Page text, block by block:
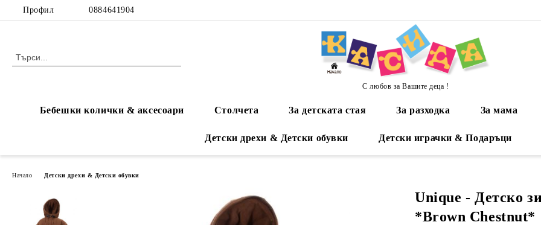
Профил 0884641904
С любов за Вашите деца !
Бебешки колички & аксесоари Столчета За детската стая За разходка За мама
Детски дрехи & Детски обувки Детски играчки & Подаръци
Начало Детски дрехи & Детски обувки
Unique - Детско
*Brown Chestnut*